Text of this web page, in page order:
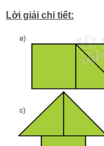
Lời giải chi tiết: